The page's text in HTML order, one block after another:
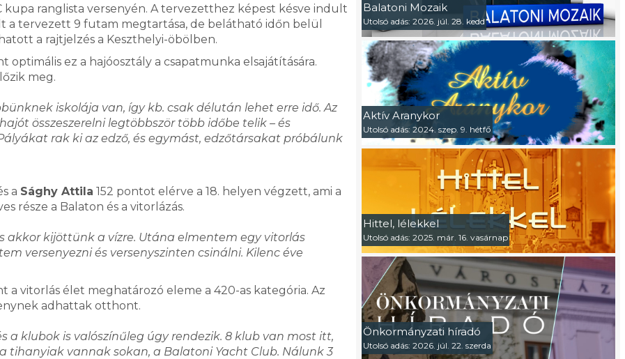
kupa ranglista versenyén. A tervezetthez képest késve indult
a tervezett 9 futam megtartása, de belátható időn belül
a rajtjelzés a Keszthelyi-öbölben.
ez a hajóosztály a csapatmunka elsajátítására.
meg.
iskolája van, így kb. csak délután lehet erre idő. Az
összeszerelni legtöbbször több időbe telik – és
rak ki az edző, és egymást, edzőtársakat próbálunk
a Sághy Attila 152 pontot elérve a 18. helyen végzett, ami a
része a Balaton és a vitorlázás.
akkor kijöttünk a vízre. Utána elmentem egy vitorlás
versenyezni és versenyszinten csinálni. Kilenc éve
a vitorlás élet meghatározó eleme a 420-as kategória. Az
adhattak otthont.
klubok is valószínűleg úgy rendezik. 8 klub van most itt,
tihanyiak vannak sokan, a Balatoni Yacht Club. Nálunk 3
Balatoni Mozaik
Utolsó adás: 2026. júl. 28. kedd
Aktív Aranykor
Utolsó adás: 2024. szep. 9. hétfő
Hittel, lélekkel
Utolsó adás: 2025. már. 16. vasárnap
Önkormányzati híradó
Utolsó adás: 2026. júl. 22. szerda